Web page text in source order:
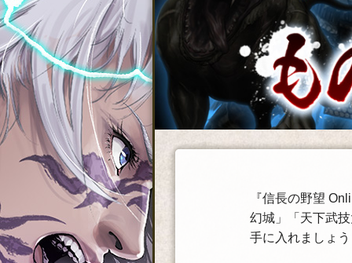
『信長の野望
幻城」「天下武
手に入れましょ